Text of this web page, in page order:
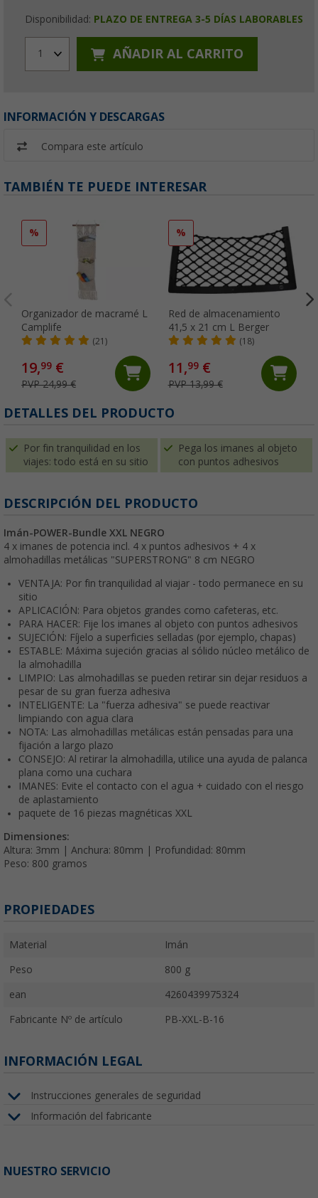
Disponibilidad: PLAZO DE ENTREGA 3-5 DÍAS LABORABLES
1 AÑADIR AL CARRITO
INFORMACIÓN Y DESCARGAS
Compara este artículo
TAMBIÉN TE PUEDE INTERESAR
%
Organizador de macramé L
Camplife
(21)
19,99 €
PVP 24,99 €
%
Red de almacenamiento
41,5 x 21 cm L Berger
(18)
11,99€
PVP 13,99 €
DETALLES DEL PRODUCTO
Por fin tranquilidad en los
viajes: todo está en su sitio
Pega los imanes al objeto
con puntos adhesivos
DESCRIPCIÓN DEL PRODUCTO
Imán-POWER-Bundle XXL NEGRO
4 x imanes de potencia incl. 4 x puntos adhesivos + 4 x
almohadillas metálicas "SUPERSTRONG" 8 cm NEGRO
VENTAJA: Por fin tranquilidad al viajar - todo permanece en su
sitio
APLICACIÓN: Para objetos grandes como cafeteras, etc.
PARA HACER: Fije los imanes al objeto con puntos adhesivos
SUJECIÓN: Fíjelo a superficies selladas (por ejemplo, chapas)
ESTABLE: Máxima sujeción gracias al sólido núcleo metálico de
la almohadilla
LIMPIO: Las almohadillas se pueden retirar sin dejar residuos a
pesar de su gran fuerza adhesiva
INTELIGENTE: La "fuerza adhesiva" se puede reactivar
limpiando con agua clara
NOTA: Las almohadillas metálicas están pensadas para una
fijación a largo plazo
CONSEJO: Al retirar la almohadilla, utilice una ayuda de palanca
plana como una cuchara
IMANES: Evite el contacto con el agua + cuidado con el riesgo
de aplastamiento
paquete de 16 piezas magnéticas XXL
Dimensiones:
Altura: 3mm | Anchura: 80mm | Profundidad: 80mm
Peso: 800 gramos
PROPIEDADES
Material Imán
Peso 800 g
ean 4260439975324
Fabricante Nº de artículo PB-XXL-B-16
INFORMACIÓN LEGAL
Instrucciones generales de seguridad
Información del fabricante
NUESTRO SERVICIO